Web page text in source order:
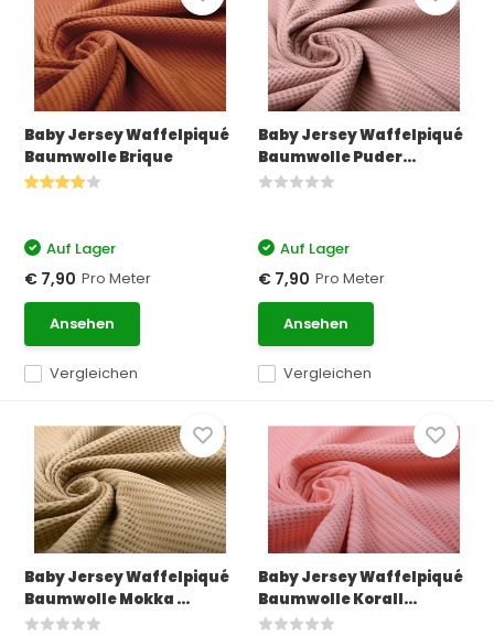
Baby Jersey Waffelpiqué
Baumwolle Brique
Vergleichen
Auf Lager
€ 7,90 Pro Meter
Ansehen
Baby Jersey Waffelpiqué
Baumwolle Puder...
Vergleichen
Auf Lager
€ 7,90 Pro Meter
Ansehen
Baby Jersey Waffelpiqué
Baumwolle Mokka ...
Baby Jersey Waffelpiqué
Baumwolle Korall...